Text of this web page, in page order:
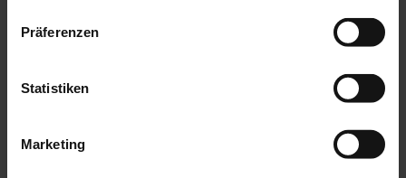
Präferenzen
Statistiken
Marketing